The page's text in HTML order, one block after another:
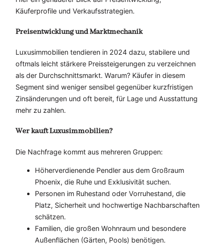
Käuferprofile und Verkaufsstrategien.
Preisentwicklung und Marktmechanik
Luxusimmobilien tendieren in 2024 dazu, stabilere und
oftmals leicht stärkere Preissteigerungen zu verzeichnen
als der Durchschnittsmarkt. Warum? Käufer in diesem
Segment sind weniger sensibel gegenüber kurzfristigen
Zinsänderungen und oft bereit, für Lage und Ausstattung
mehr zu zahlen.
Wer kauft Luxusimmobilien?
Die Nachfrage kommt aus mehreren Gruppen:
Höherverdienende Pendler aus dem Großraum
Phoenix, die Ruhe und Exklusivität suchen.
Personen im Ruhestand oder Vorruhestand, die
Platz, Sicherheit und hochwertige Nachbarschaften
schätzen.
Familien, die großen Wohnraum und besondere
Außenflächen (Gärten, Pools) benötigen.